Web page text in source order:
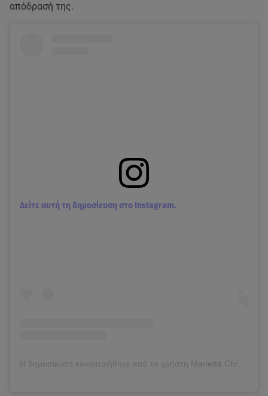
απόδρασή της.
Δείτε αυτή τη δημοσίευση στο Instagram.